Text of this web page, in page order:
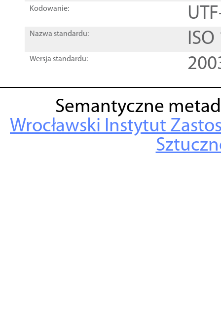
Kodowanie:
Nazwa standardu:
Wersja standardu:
Semantyczne
Wrocławski Instytut